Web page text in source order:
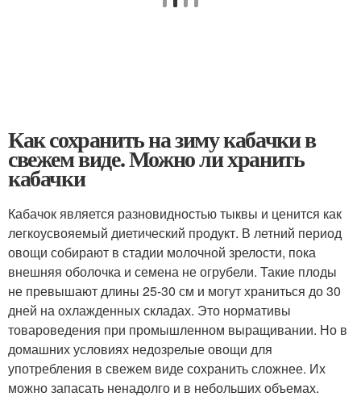
Как сохранить на зиму кабачки в
свежем виде. Можно ли хранить
кабачки
Кабачок является разновидностью тыквы и ценится как
легкоусвояемый диетический продукт. В летний период
овощи собирают в стадии молочной зрелости, пока
внешняя оболочка и семена не огрубели. Такие плоды
не превышают длины 25-30 см и могут храниться до 30
дней на охлажденных складах. Это нормативы
товароведения при промышленном выращивании. Но в
домашних условиях недозрелые овощи для
употребления в свежем виде сохранить сложнее. Их
можно запасать ненадолго и в небольших объемах.